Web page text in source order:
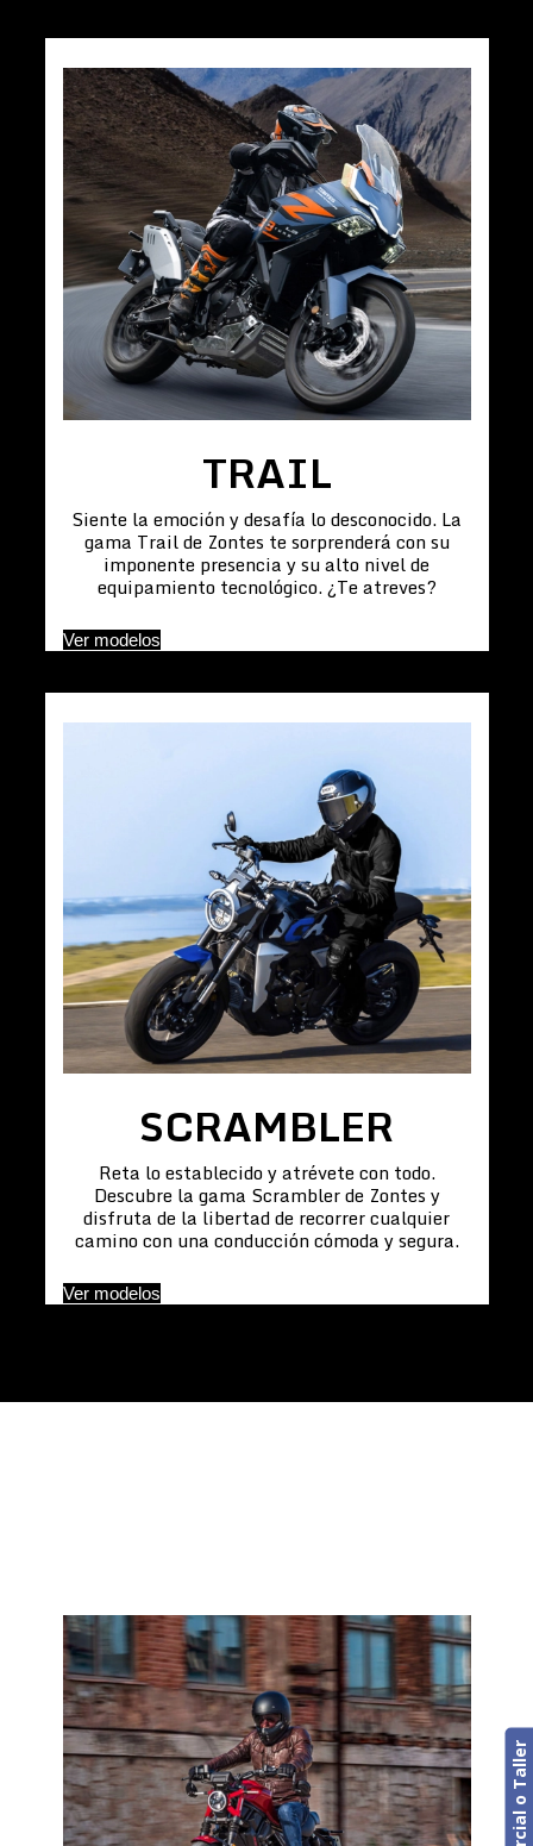
TRAIL
Siente la emoción y desafía lo desconocido. La
gama Trail de Zontes te sorprenderá con su
imponente presencia y su alto nivel de
equipamiento tecnológico. ¿Te atreves?
Ver modelos
SCRAMBLER
Reta lo establecido y atrévete con todo.
Descubre la gama Scrambler de Zontes y
disfruta de la libertad de recorrer cualquier
camino con una conducción cómoda y segura.
Ver modelos